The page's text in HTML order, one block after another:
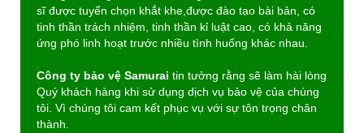
sĩ được tuyển chọn khắt khe,được đào tạo bài bản, có
tinh thần trách nhiệm, tinh thần kỉ luật cao, có khả năng
ứng phó linh hoạt trước nhiều tình huống khác nhau.
Công ty bảo vệ Samurai tin tưởng rằng sẽ làm hài lòng
Quý khách hàng khi sử dụng dịch vụ bảo vệ của chúng
tôi. Vì chúng tôi cam kết phục vụ với sự tôn trọng chân
thành.